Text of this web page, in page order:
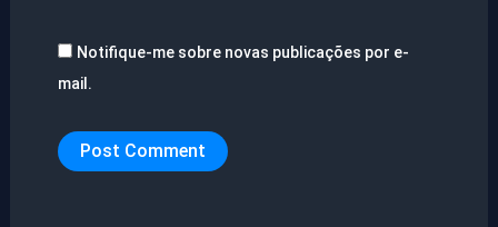
Notifique-me sobre novas publicações por e-
mail.